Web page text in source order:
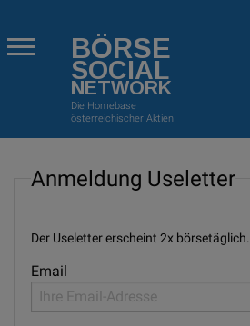
BÖRSE
SOCIAL
NETWORK
Die Homebase
österreichischer Aktien
Anmeldung Useletter
Der Useletter erscheint 2x börsetäglich.
Email